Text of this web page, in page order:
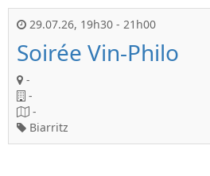
29.07.26, 19h30 - 21h00
Soirée Vin-Philo
-
-
-
Biarritz